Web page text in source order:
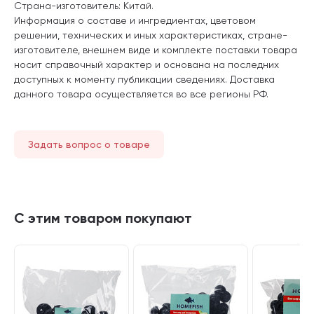
Страна-изготовитель: Китай.
Информация о составе и ингредиентах, цветовом
решении, технических и иных характеристиках, стране-
изготовителе, внешнем виде и комплекте поставки товара
носит справочный характер и основана на последних
доступных к моменту публикации сведениях. Доставка
данного товара осуществляется во все регионы РФ.
Задать вопрос о товаре
С этим товаром покупают